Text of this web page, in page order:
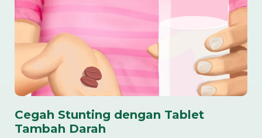
Cegah Stunting dengan Tablet
Tambah Darah